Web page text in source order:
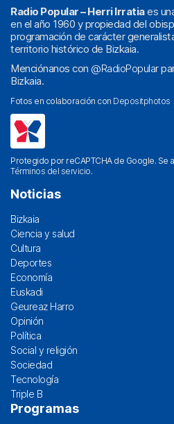
Radio Popular – Herri Irratiaes
en el año 1960 y propiedad del
programación de carácter
territorio histórico de Bizkaia.
Menciónanos con @RadioPopular
Bizkaia.
Fotos en colaboración con Depositphotos
Protegido por reCAPTCHA de Google. Se
Términos del servicio.
Noticias
Bizkaia
Ciencia y salud
Cultura
Deportes
Economía
Euskadi
Geureaz Harro
Opinión
Política
Social y religión
Sociedad
Tecnología
Triple B
Programas